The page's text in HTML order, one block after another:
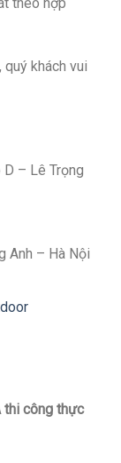
theo hợp
khách vui
– Lê Trọng
Anh – Hà Nội
thi công thực